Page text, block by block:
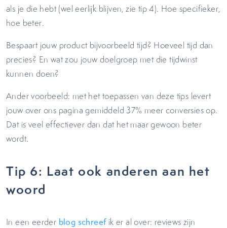
als je die hebt (wel eerlijk blijven, zie tip 4). Hoe specifieker,
hoe beter.
Bespaart jouw product bijvoorbeeld tijd? Hoeveel tijd dan
precies? En wat zou jouw doelgroep met die tijdwinst
kunnen doen?
Ander voorbeeld: met het toepassen van deze tips levert
jouw over ons pagina gemiddeld 37% meer conversies op.
Dat is veel effectiever dan dat het maar gewoon beter
wordt.
Tip 6: Laat ook anderen aan het
woord
In een eerder blog schreefik er al over: reviews zijn